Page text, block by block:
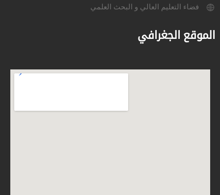
فضاء التعليم العالي و البحث العلمي
الموقع الجغرافي